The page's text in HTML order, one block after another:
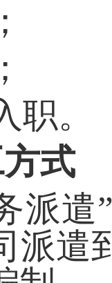
职。
式
派遣
派遣